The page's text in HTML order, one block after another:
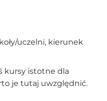
uczelni, kierunek
kursy istotne dla
je tutaj uwzględnić.